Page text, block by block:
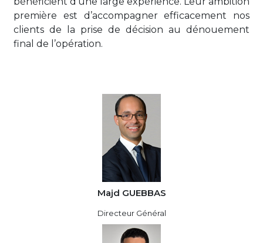
première est d’accompagner efficacement nos
clients de la prise de décision au dénouement
final de l’opération.
Majd GUEBBAS
Directeur Général